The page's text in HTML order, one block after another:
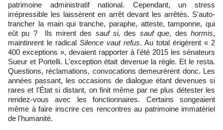
patrimoine administratif national. Cependant, un stress
irrépressible les laissèrent en arrêt devant les arrêtés. S'auto-
trancher la main qui tranche, paraphe, atteste, tamponne, qui
eût pu ? Ils mirent des sauf si, des sauf que, deshormis,
maintinrent le radical Silence vaut refus. Au total érigèrent « 2
400 exceptions », devaient rapporter à l'été 2015 les sénateurs
Sueur et Portelli. L'exception était devenue la règle. Et le resta.
Questions, réclamations, convocations demeurèrent donc. Les
années passant, les occasions de dialogue étant devenues si
rares et l'État si distant, on finit même par ne plus détester les
rendez-vous avec les fonctionnaires. Certains songeaient
même à faire inscrire ces rencontres au patrimoine immatériel
de l'humanité.